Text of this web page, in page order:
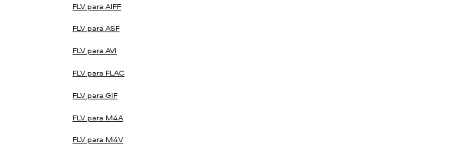
FLV para AIFF
FLV para ASF
FLV para AVI
FLV para FLAC
FLV para GIF
FLV para M4A
FLV para M4V